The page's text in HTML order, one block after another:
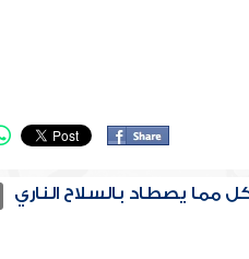
مما يصطاد بالسلاح الناري